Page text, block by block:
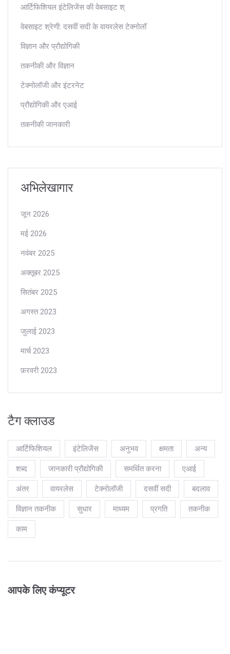
आर्टिफिशियल इंटेलिजेंस की वेबसाइट श्
वेबसाइट श्रेणी: दसवीं सदी के वायरलेस टेक्नोलॉ
विज्ञान और प्रौद्योगिकी
तकनीकी और विज्ञान
टेक्नोलॉजी और इंटरनेट
प्रौद्योगिकी और एआई
तकनीकी जानकारी
अभिलेखागार
जून 2026
मई 2026
नवंबर 2025
अक्तूबर 2025
सितंबर 2025
अगस्त 2023
जुलाई 2023
मार्च 2023
फ़रवरी 2023
टैग क्लाउड
आर्टिफिशियल इंटेलिजेंस अनुभव क्षमता अन्य
शब्द जानकारी प्रौद्योगिकी समर्थित करना एआई
अंतर वायरलेस टेक्नोलॉजी दसवीं सदी बदलाव
विज्ञान तकनीक सुधार माध्यम प्रगति तकनीक
काम
आपके लिए कंप्यूटर